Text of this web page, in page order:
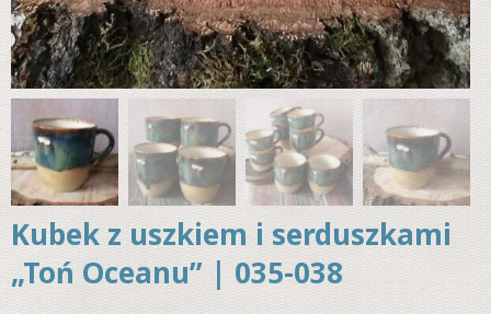
Kubek z uszkiem i serduszkami
„Toń Oceanu” | 035-038